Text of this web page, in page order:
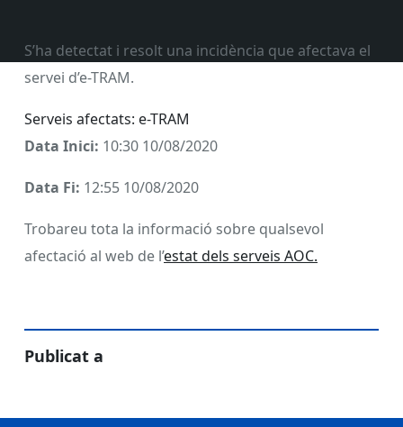
S’ha detectat i resolt una incidència que afectava el
servei d’e-TRAM.
Serveis afectats: e-TRAM
Data Inici: 10:30 10/08/2020
Data Fi: 12:55 10/08/2020
Trobareu tota la informació sobre qualsevol
afectació al web de l’estat dels serveis AOC.
Publicat a